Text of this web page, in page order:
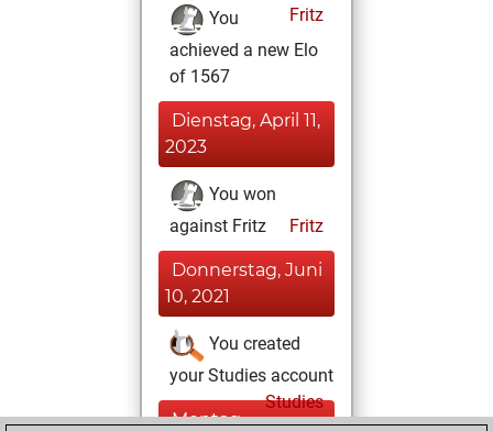
Fritz
You
achieved a new Elo
of 1567
Dienstag, April 11,
2023
You won
against Fritz
Fritz
Donnerstag, Juni
10, 2021
You created
your Studies account
Studies
Montag,